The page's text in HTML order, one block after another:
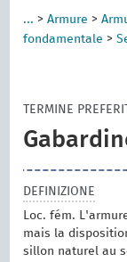
... >Armure >
fondamentale >
TERMINE
DEFINIZIONE
Loc. fém.
mais la
sillon naturel au